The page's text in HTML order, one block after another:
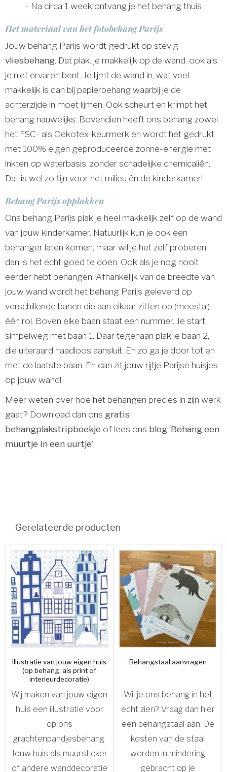
- Na circa 1 week ontvang je het behang thuis
Het materiaal van het fotobehang Parijs
Jouw behang Parijs wordt gedrukt op stevig
vliesbehang. Dat plak. je makkelijk op de wand, ook als
je niet ervaren bent. Je lijmt de wand in, wat veel
makkelijk is dan bij papierbehang waarbij je de
achterzijde in moet lijmen. Ook scheurt en krimpt het
behang nauwelijks. Bovendien heeft ons behang zowel
het FSC- als Oekotex-keurmerk en wordt het gedrukt
met 100% eigen geproduceerde zonne-energie met
inkten op waterbasis, zonder schadelijke chemicaliën.
Dat is wel zo fijn voor het milieu én de kinderkamer!
Behang Parijs opplakken
Ons behang Parijs plak je heel makkelijk zelf op de wand
van jouw kinderkamer. Natuurlijk kun je ook een
behanger laten komen, maar wil je het zelf proberen
dan is het echt goed te doen. Ook als je nog nooit
eerder hebt behangen. Afhankelijk van de breedte van
jouw wand wordt het behang Parijs geleverd op
verschillende banen die aan elkaar zitten op (meestal)
één rol. Boven elke baan staat een nummer. Je start
simpelweg met baan 1. Daar tegenaan plak je baan 2,
die uiteraard naadloos aansluit. En zo ga je door tot en
met de laatste baan. En dan zit jouw rijtje Parijse huisjes
op jouw wand!
Meer weten over hoe het behangen precies in zijn werk
gaat? Download dan ons gratis
behangplakstripboekje of lees ons blog ‘Behang een
muurtje in een uurtje’.
Gerelateerde producten
Illustratie van jouw eigen huis
(op behang, als print of
interieurdecoratie)
Wij maken van jouw eigen
huis een illustratie voor
op ons
grachtenpandjesbehang.
Jouw huis als muursticker
of andere wanddecoratie
Behangstaal aanvragen
Wil je ons behang in het
echt zien? Vraag dan hier
een behangstaal aan. De
kosten van de staal
worden in mindering
gebracht op je